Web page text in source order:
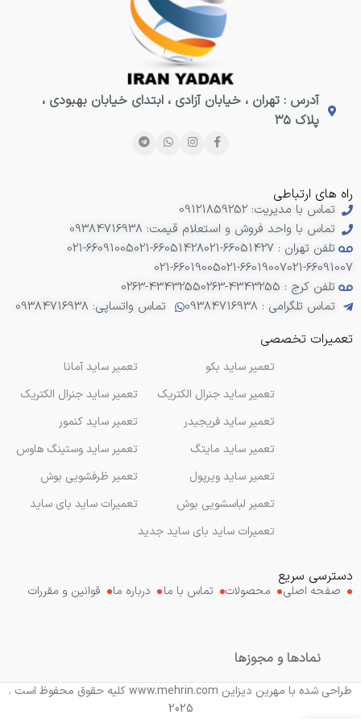
آدرس : تهران ، خیابان آزادی ، ابتدای خیابان بهبودی ،
پلاک ۳۵
راه های ارتباطی
تماس با مدیریت: 09121859252
تماس با واحد فروش و استعلام قیمت: 09384716938
تلفن تهران : 66051427-021
021-66051428
021-66091005
021-66091007
021-66019007
021-66019005
تلفن کرج : 4343255-0263
0263-4343255
تماس تلگرامی : 09384716938
تماس واتساپی: 09384716938
تعمیرات تخصصی
تعمیر ساید آمانا
تعمیر ساید جنرال الکتریک
تعمیر ساید کنمور
تعمیر ساید وستینگ هاوس
تعمیر ظرفشویی بوش
تعمیرات ساید بای ساید
تعمیر ساید بکو
تعمیر ساید جنرال الکتریک
تعمیر ساید فریجیدر
تعمیر ساید مایتگ
تعمیر ساید ویرپول
تعمیر لباسشویی بوش
تعمیرات ساید بای ساید جدید
دسترسی سریع
صفحه اصلی محصولات تماس با ما درباره ما قوانین و مقررات
نمادها و مجوزها
طراحی شده با مهرین دیزاین www.mehrin.com کلیه حقوق محفوظ است .
2025